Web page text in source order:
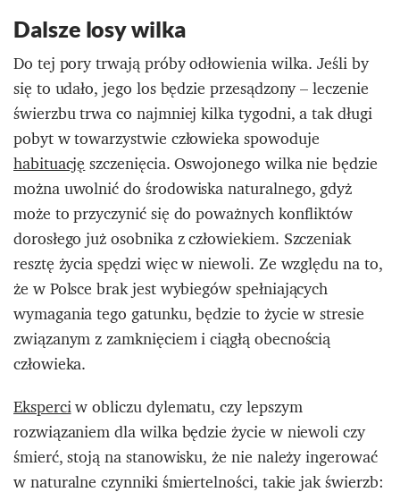
Dalsze losy wilka
Do tej pory trwają próby odłowienia wilka. Jeśli by
się to udało, jego los będzie przesądzony – leczenie
świerzbu trwa co najmniej kilka tygodni, a tak długi
pobyt w towarzystwie człowieka spowoduje
habituacjęszczenięcia. Oswojonego wilka nie będzie
można uwolnić do środowiska naturalnego, gdyż
może to przyczynić się do poważnych konfliktów
dorosłego już osobnika z człowiekiem. Szczeniak
resztę życia spędzi więc w niewoli. Ze względu na to,
że w Polsce brak jest wybiegów spełniających
wymagania tego gatunku, będzie to życie w stresie
związanym z zamknięciem i ciągłą obecnością
człowieka.
Eksperciw obliczu dylematu, czy lepszym
rozwiązaniem dla wilka będzie życie w niewoli czy
śmierć, stoją na stanowisku, że nie należy ingerować
w naturalne czynniki śmiertelności, takie jak świerzb: